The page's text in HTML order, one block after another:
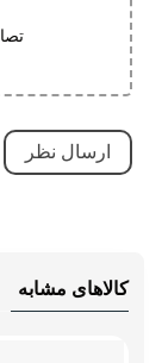
کالاهای مشابه